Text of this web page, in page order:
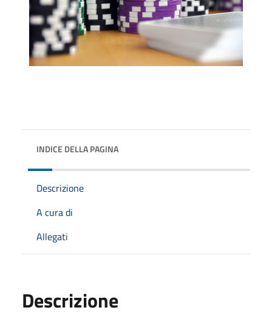
INDICE DELLA PAGINA
Descrizione
A cura di
Allegati
Descrizione